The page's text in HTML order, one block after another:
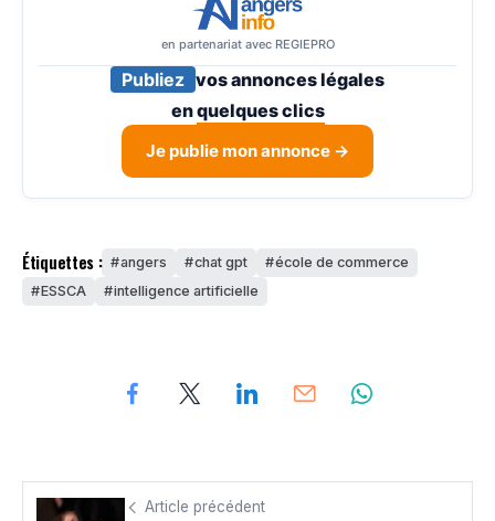
en partenariat avec REGIEPRO
Publiez vos annonces légales
enquelques clics
Je publie mon annonce →
Étiquettes : angers chat gpt
école de commerce
ESSCA
intelligence artificielle
Article précédent